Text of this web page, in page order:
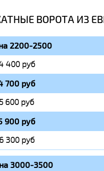
ВОРОТА ИЗ
2200-2500
400 руб
700 руб
600 руб
900 руб
300 руб
3000-3500